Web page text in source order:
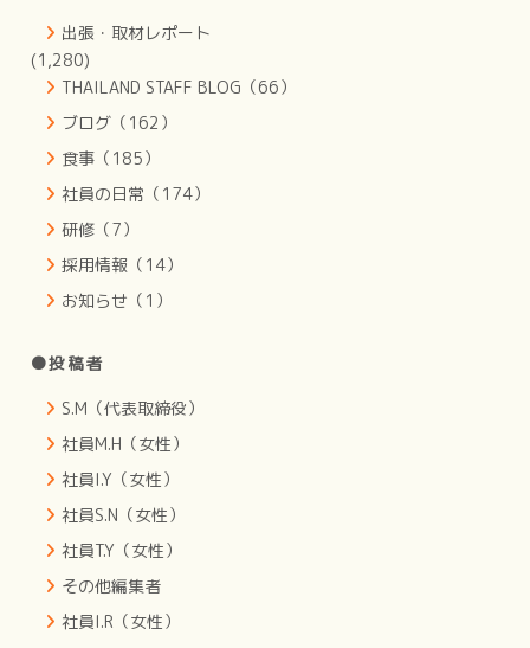
出張・取材レポート
(1,280)
THAILAND STAFF BLOG（66）
ブログ（162）
食事（185）
社員の日常（174）
研修（7）
採用情報（14）
お知らせ（1）
●投稿者
S.M（代表取締役）
社員M.H（女性）
社員I.Y（女性）
社員S.N（女性）
社員T.Y（女性）
その他編集者
社員I.R（女性）